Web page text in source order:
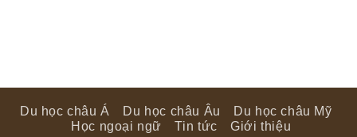
Du học châu Á Du học châu Âu
Du học châu Mỹ
Học ngoại ngữ
Tin tức Giới thiệu